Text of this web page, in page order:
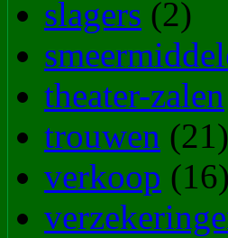
slagers (2)
theater-zalen
trouwen (21)
verkoop (16)